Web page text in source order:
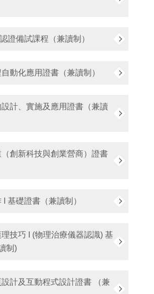
證備試課程（兼讀制）
動化應用證書（兼讀制）
設計、實施及應用證書（兼讀
創新科技與創業營商）證書
基礎證書（兼讀制）
技巧 I (物理治療儀器認識) 基
制)
計及互動程式設計證書 （兼